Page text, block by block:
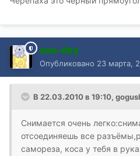
sun-dey
Опубликовано 23 марта,
В 22.03.2010 в 19:10,
Снимается очень
отсоединяешь все
самореза, коса у тебя в